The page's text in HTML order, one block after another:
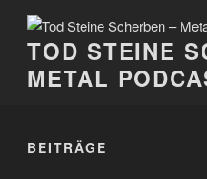
Inhalt
springenTOD STEINE
METAL
BEITRÄGE